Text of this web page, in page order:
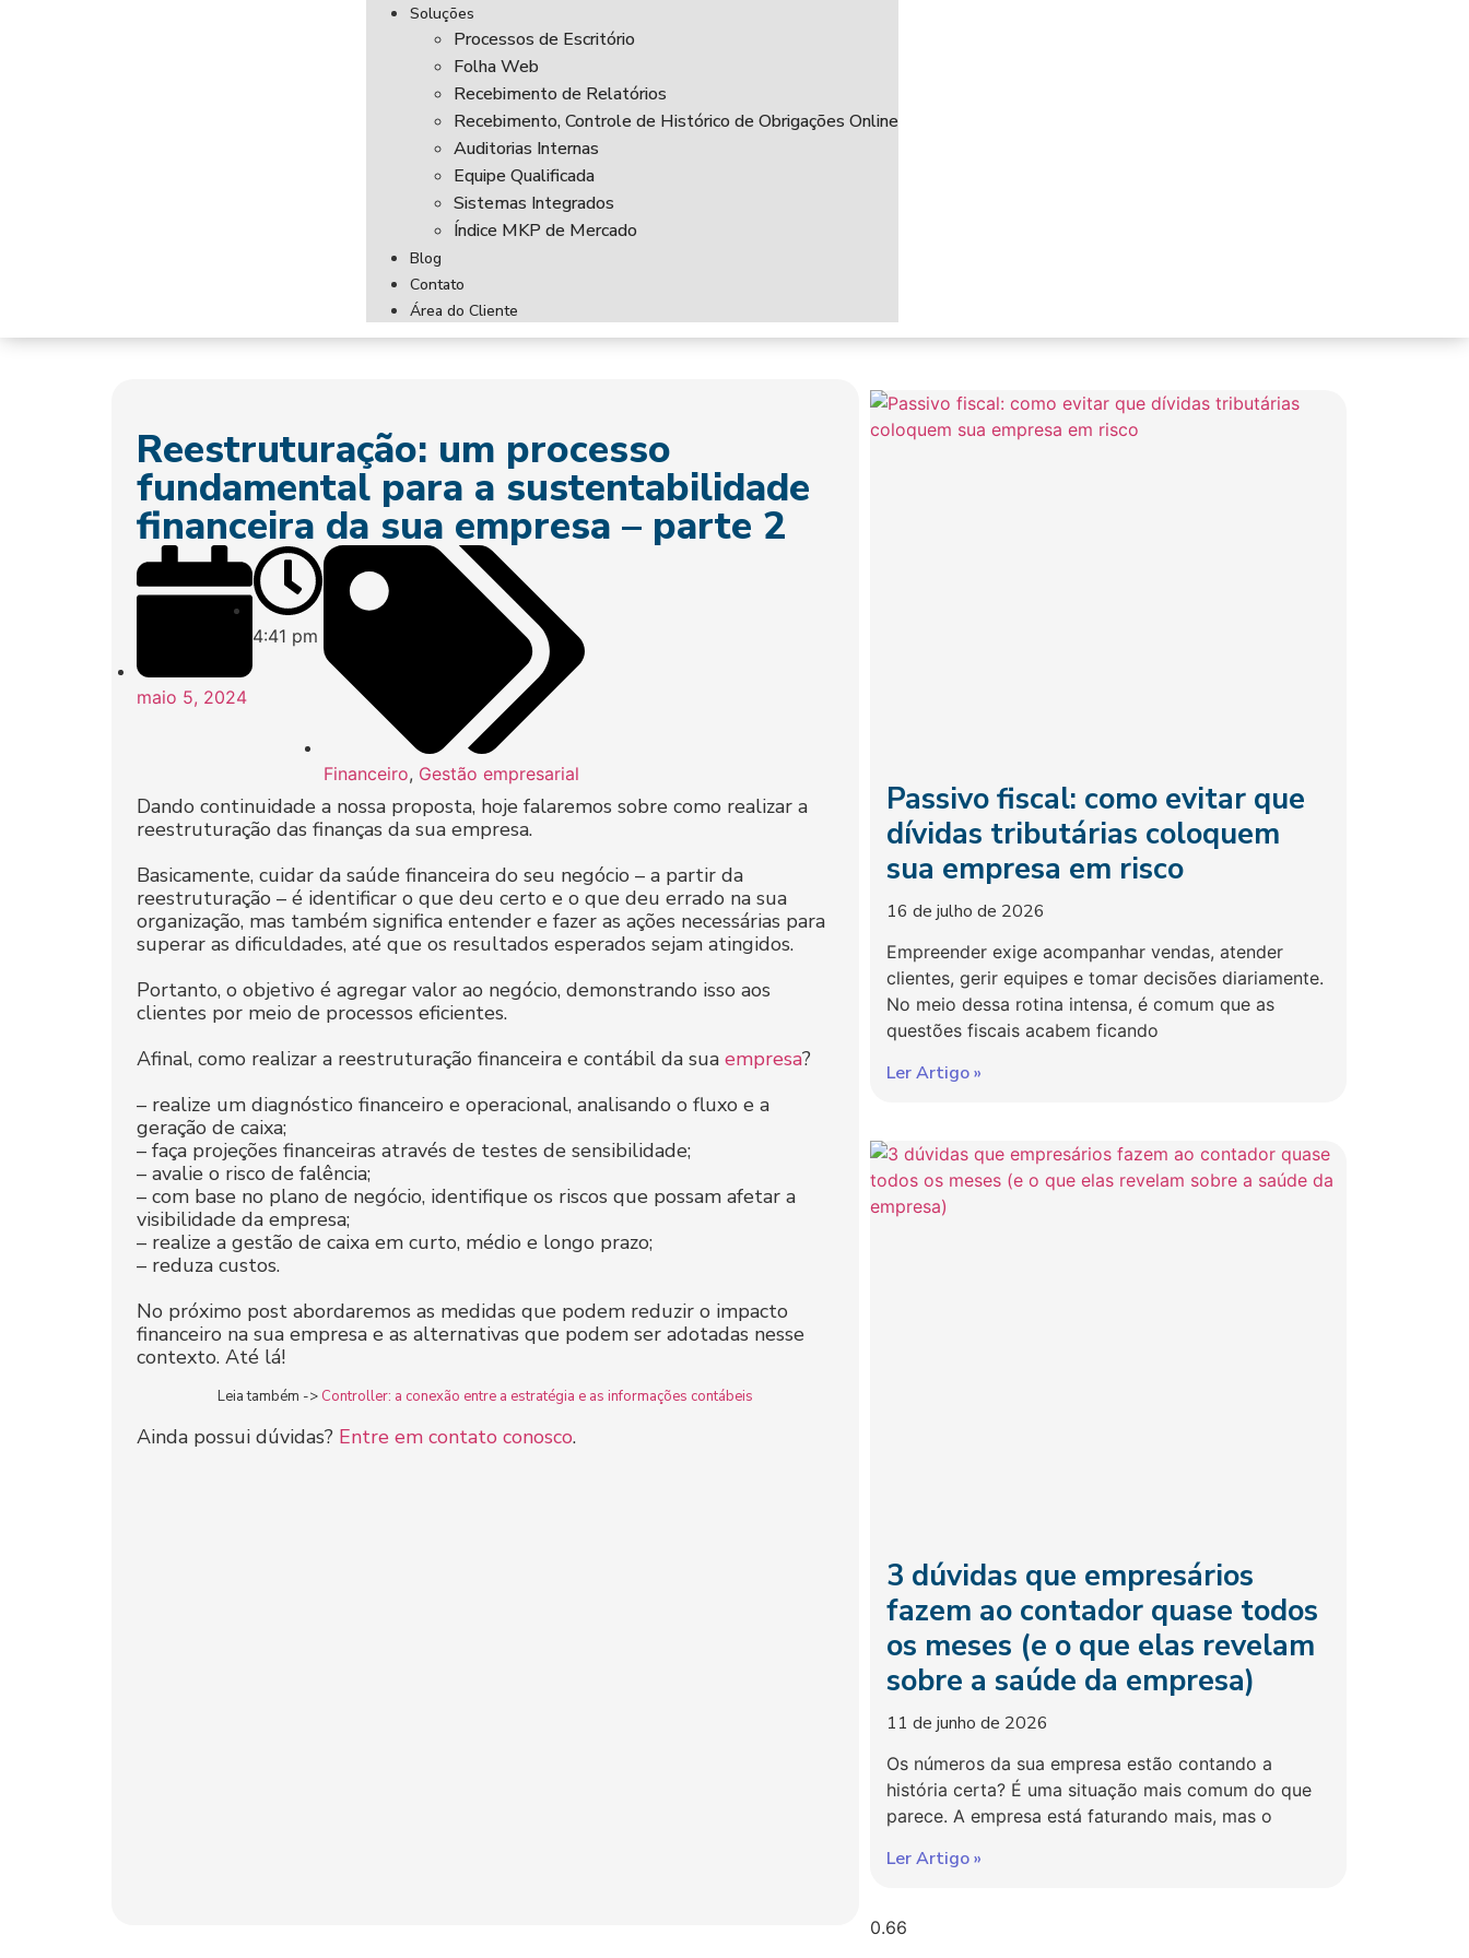
Soluções
Processos de Escritório
Folha Web
Recebimento de Relatórios
Recebimento, Controle de Histórico de Obrigações Online
Auditorias Internas
Equipe Qualificada
Sistemas Integrados
Índice MKP de Mercado
Blog
Contato
Área do Cliente
Reestruturação: um processo
fundamental para a sustentabilidade
financeira da sua empresa – parte 2
maio 5, 2024
4:41 pm
Financeiro, Gestão empresarial
Dando continuidade a nossa proposta, hoje falaremos sobre como realizar a
reestruturação das finanças da sua empresa.
Basicamente, cuidar da saúde financeira do seu negócio – a partir da
reestruturação – é identificar o que deu certo e o que deu errado na sua
organização, mas também significa entender e fazer as ações necessárias para
superar as dificuldades, até que os resultados esperados sejam atingidos.
Portanto, o objetivo é agregar valor ao negócio, demonstrando isso aos
clientes por meio de processos eficientes.
Afinal, como realizar a reestruturação financeira e contábil da sua empresa?
– realize um diagnóstico financeiro e operacional, analisando o fluxo e a
geração de caixa;
– faça projeções financeiras através de testes de sensibilidade;
– avalie o risco de falência;
– com base no plano de negócio, identifique os riscos que possam afetar a
visibilidade da empresa;
– realize a gestão de caixa em curto, médio e longo prazo;
– reduza custos.
No próximo post abordaremos as medidas que podem reduzir o impacto
financeiro na sua empresa e as alternativas que podem ser adotadas nesse
contexto. Até lá!
Leia também -> Controller: a conexão entre a estratégia e as informações contábeis
Ainda possui dúvidas? Entre em contato conosco.
Passivo fiscal: como evitar que
dívidas tributárias coloquem
sua empresa em risco
16 de julho de 2026
Empreender exige acompanhar vendas, atender
clientes, gerir equipes e tomar decisões diariamente.
No meio dessa rotina intensa, é comum que as
questões fiscais acabem ficando
Ler Artigo »
3 dúvidas que empresários
fazem ao contador quase todos
os meses (e o que elas revelam
sobre a saúde da empresa)
11 de junho de 2026
Os números da sua empresa estão contando a
história certa? É uma situação mais comum do que
parece. A empresa está faturando mais, mas o
Ler Artigo »